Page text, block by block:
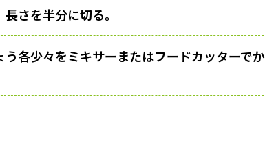
さを半分に切る。
各少々をミキサーまたはフードカッターでか